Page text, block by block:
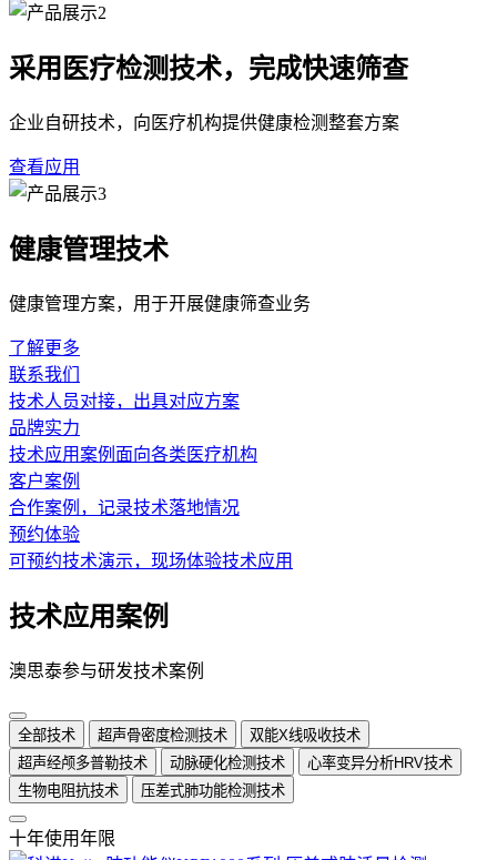
采用医疗检测技术，完成快速筛查
企业自研技术，向医疗机构提供健康检测整套方案
查看应用
健康管理技术
健康管理方案，用于开展健康筛查业务
了解更多
联系我们
技术人员对接，出具对应方案
品牌实力
技术应用案例面向各类医疗机构
客户案例
合作案例，记录技术落地情况
预约体验
可预约技术演示，现场体验技术应用
技术应用案例
澳思泰参与研发技术案例
全部技术 超声骨密度检测技术
双能X线吸收技术
超声经颅多普勒技术
动脉硬化检测技术
心率变异分析HRV技术
生物电阻抗技术
压差式肺功能检测技术
十年使用年限